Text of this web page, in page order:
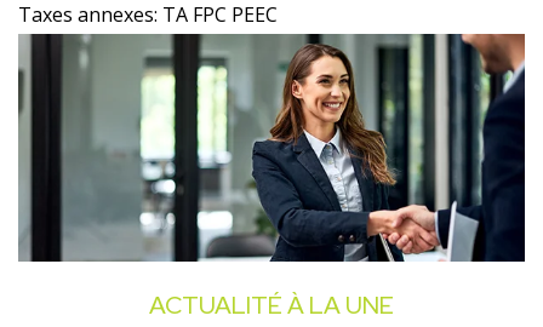
Taxes annexes: TA FPC PEEC
ACTUALITÉ À LA UNE